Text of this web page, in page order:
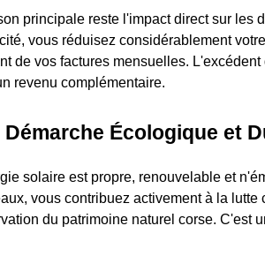
principale reste l'impact direct sur les
vous réduisez considérablement
de vos factures mensuelles.
revenu complémentaire.
Démarche Écologique et
solaire est propre, renouvelable et
vous contribuez activement à la
du patrimoine naturel corse. C'est